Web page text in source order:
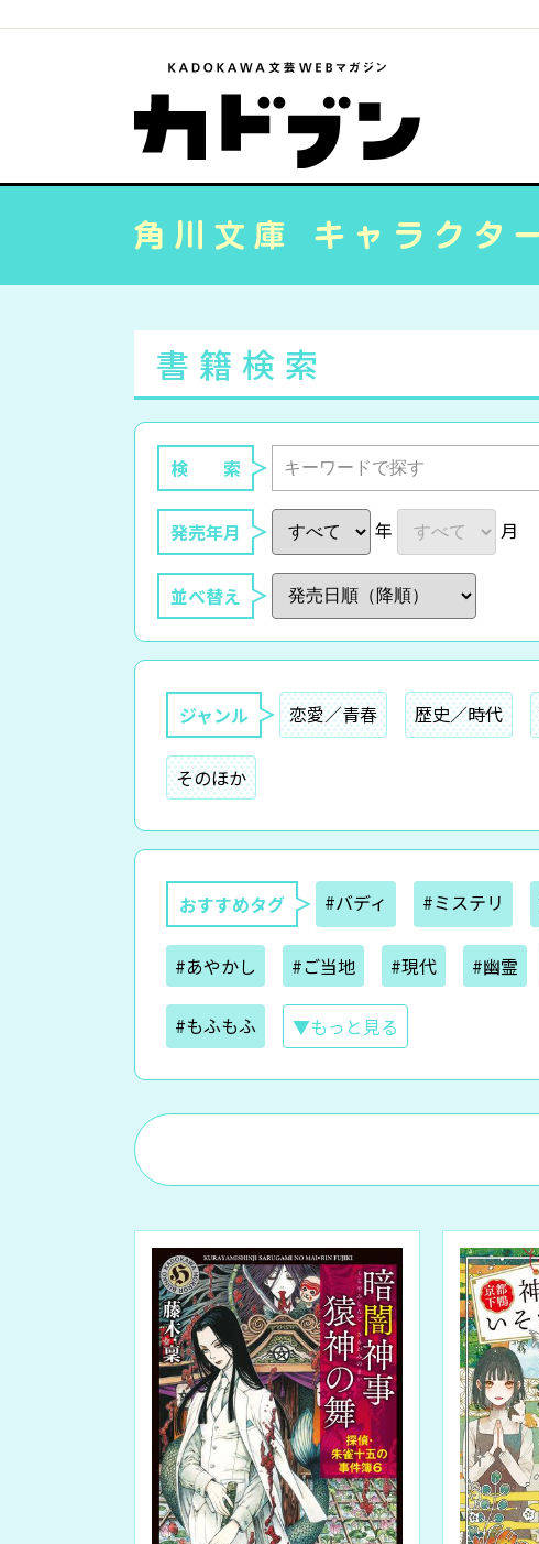
書籍検索
検 索
発売年月 年 月
並べ替え
ジャンル 恋愛／青春 歴史／時代
そのほか
おすすめタグ #バディ #ミステリ
#あやかし #ご当地 #現代 #幽霊
#もふもふ ▼もっと見る